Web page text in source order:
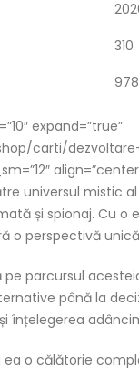
310
expand=”true”
carti/
universul mistic
și spionaj. Cu o
o perspectivă
parcursul
până la
înțelegerea
o călătorie